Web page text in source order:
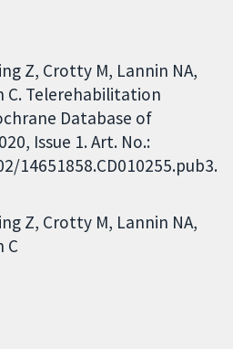
Z, Crotty M, Lannin NA,
C. Telerehabilitation
Database of
Issue 1. Art. No.:
14651858.CD010255.pub3.
Z Crotty M Lannin NA
C